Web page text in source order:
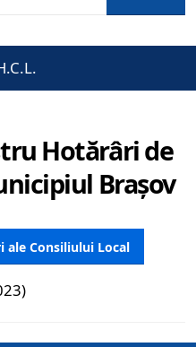
Hotărâri de
Brașov
ale Consiliului Local